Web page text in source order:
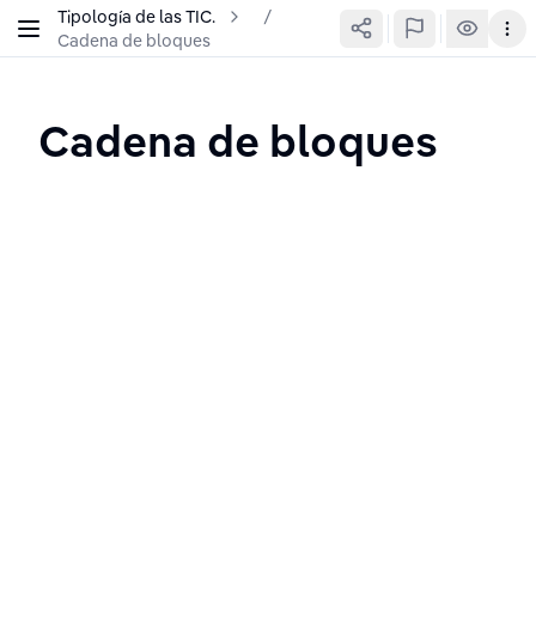
Tipología de las TIC.
/
Cadena de bloques
Cadena de bloques